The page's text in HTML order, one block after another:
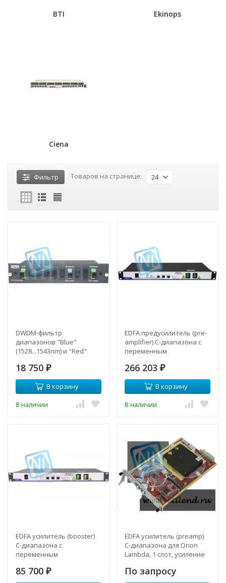
BTI Ekinops
Ciena
Фильтр Товаров на странице: 24
DWDM-фильтр
диапазонов "Blue"
(1528...1543nm) и "Red"
слоте
18 750 ₽
В корзину
В наличии
EDFA предусилитель (pre-
amplifier) C-диапазона с
переменным
и выходной мощностью
266 203 ₽
В корзину
В наличии
EDFA усилитель (booster)
C-диапазона с
переменным
и выходной мощностью
85 700 ₽
EDFA усилитель (preamp)
C-диапазона для Orion
Lambda, 1 слот, усиление
По запросу